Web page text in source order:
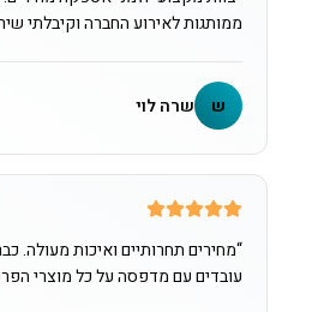
ממותגות לאירוע החברה וקיבלתי
ש שרה לוי
“מחירים תחרותיים ואיכות מעולה.
עובדים עם מדפסה על כל מוצרי